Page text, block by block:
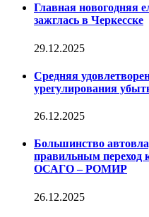
Главная новогодняя
зажглась в Черкесске
29.12.2025
Средняя
урегулирования
26.12.2025
Большинство
правильным переход
ОСАГО – РОМИР
26.12.2025